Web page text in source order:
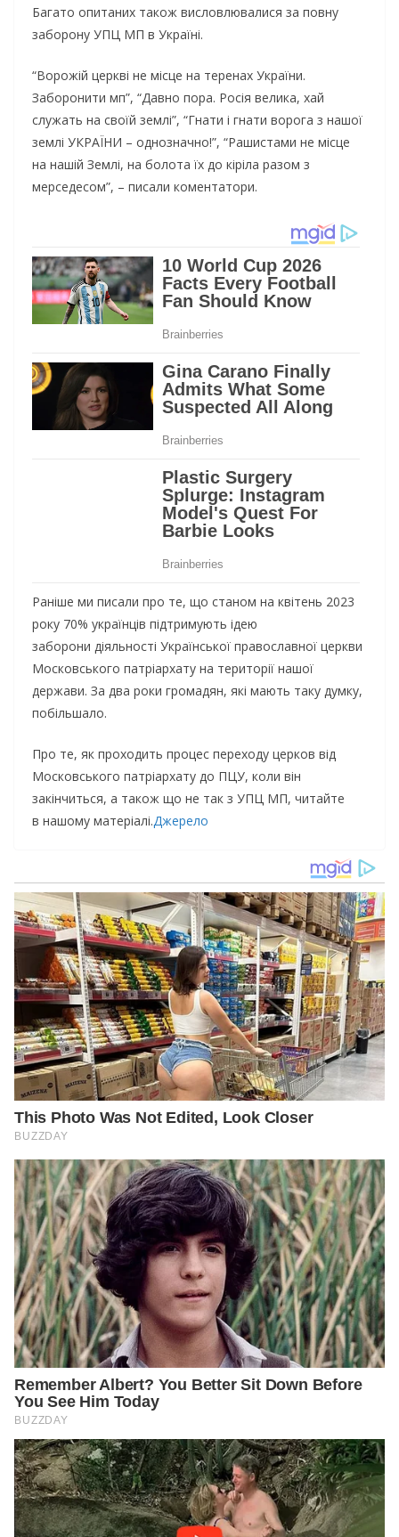
Багато опитаних також висловлювалися за повну
заборону УПЦ МП в Україні.
“Ворожій церкві не місце на теренах України.
Заборонити мп”, “Давно пора. Росія велика, хай
служать на своїй землі”, “Гнати і гнати ворога з нашої
землі УКРАЇНИ – однозначно!”, “Рашистами не місце
на нашій Землі, на болота їх до кіріла разом з
мерседесом”, – писали коментатори.
Раніше ми писали про те, що станом на квітень 2023
року 70% українців підтримують ідею
заборони діяльності Української православної церкви
Московського патріархату на території нашої
держави. За два роки громадян, які мають таку думку,
побільшало.
Про те, як проходить процес переходу церков від
Московського патріархату до ПЦУ, коли він
закінчиться, а також що не так з УПЦ МП, читайте
в нашому матеріалі.Джерело